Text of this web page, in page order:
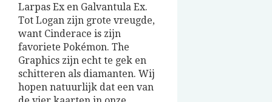
Larpas Ex en Galvantula Ex.
Tot Logan zijn grote vreugde,
want Cinderace is zijn
favoriete Pokémon. The
Graphics zijn echt te gek en
schitteren als diamanten. Wij
hopen natuurlijk dat een van